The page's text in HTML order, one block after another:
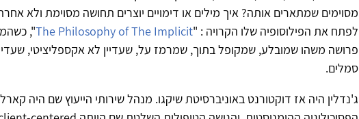
מסוימים שמתארים אותה? איך מילים או דימויים יוצרים תחושה מסוימת ולא
לפתח את הפילוסופיה שלו הקרויה : "The Philosophy of The Implicit
פרושה משהו שמובלע, שמקופל בתוך, שמרמז על, שעדיין לא אקספליציטי,
סמלים.
ג'נדלין היה אז דוקטורנט באוניברסיטת שיקגו. מנהל שירותי הייעוץ שם היה